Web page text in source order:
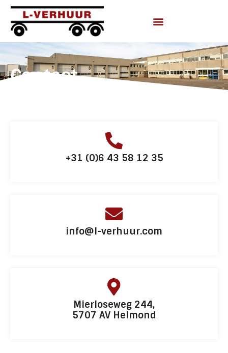
Contact
+31 (0)6 43 58 12 35
info@l-verhuur.com
Mierloseweg 244,
5707 AV Helmond